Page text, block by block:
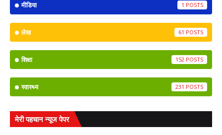
मीडिया 1
लेख 61
शिक्षा 152
स्वास्थ्य 231
मेरी पहचान न्यूज पेपर